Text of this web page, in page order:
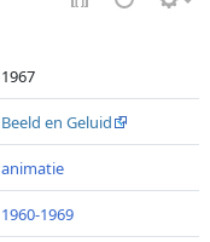
1967
Beeld en Geluid
animatie
1960-1969